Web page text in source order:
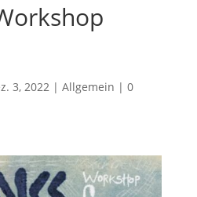
3, 2022| Allgemein | 0